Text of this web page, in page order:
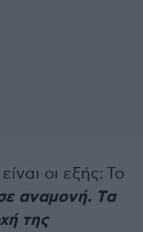
οι εξής: Το
αναμονή. Tα
της